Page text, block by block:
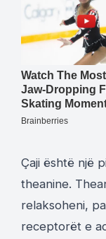
Çaji është një
theanine.
relaksoheni,
receptorët e